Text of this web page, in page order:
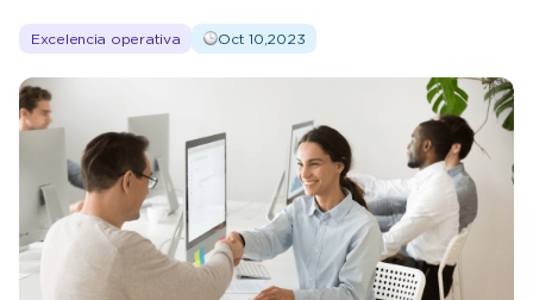
Excelencia operativa Oct 10,2023